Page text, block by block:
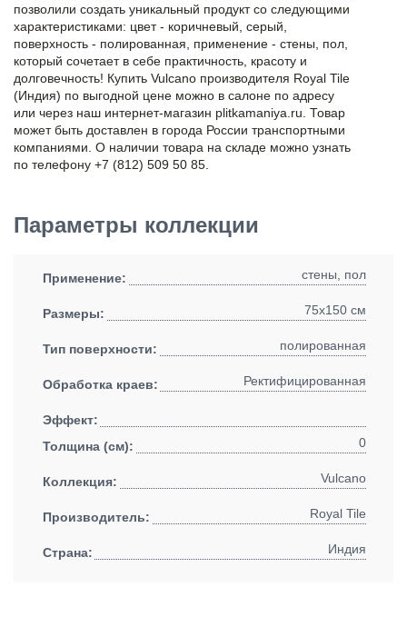
позволили создать уникальный продукт со следующими
характеристиками: цвет - коричневый, серый,
поверхность - полированная, применение - стены, пол,
который сочетает в себе практичность, красоту и
долговечность! Купить Vulcano производителя Royal Tile
(Индия) по выгодной цене можно в салоне по адресу
или через наш интернет-магазин plitkamaniya.ru. Товар
может быть доставлен в города России транспортными
компаниями. О наличии товара на складе можно узнать
по телефону +7 (812) 509 50 85.
Параметры коллекции
Применение: стены, пол
Размеры: 75x150 см
Тип поверхности: полированная
Обработка краев: Ректифицированная
Эффект:
Толщина (см):
0
Коллекция: Vulcano
Производитель: Royal Tile
Страна: Индия